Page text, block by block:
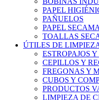
PAPEL
PAÑUELOS
PAPEL
TOALLAS
ÚTILES DE
ESTROPAJOS
CEPILLOS Y
FREGONAS Y
CUBOS Y
PRODUCTOS
LIMPIEZA DE